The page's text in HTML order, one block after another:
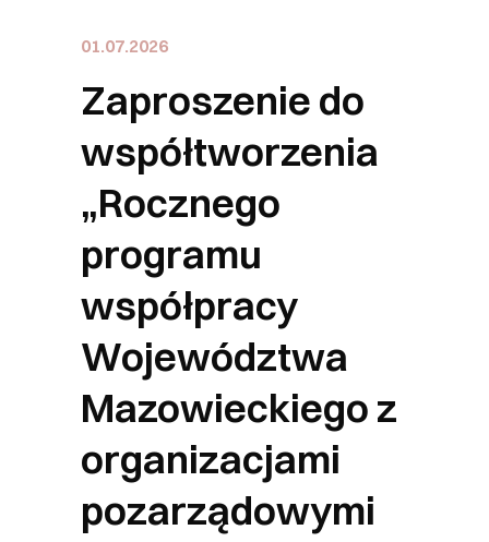
01.07.2026
Zaproszenie do
współtworzenia
„Rocznego
programu
współpracy
Województwa
Mazowieckiego z
organizacjami
pozarządowymi